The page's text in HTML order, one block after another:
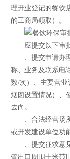
理开业登记的餐饮
的工商局领取）。
应提交以下审批
、提交申请办理
称、业务及联系电
数/次）、主要营业
烟囱设置情况）、
去向。
、合法经营场所
或开发建设单位功
、提交征求意见
管出口周围十米范